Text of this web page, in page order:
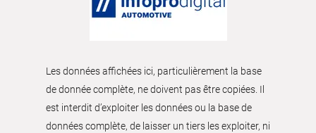
Les données affichées ici, particulièrement la base
de donnée complète, ne doivent pas être copiées. Il
est interdit d’exploiter les données ou la base de
données complète, de laisser un tiers les exploiter, ni